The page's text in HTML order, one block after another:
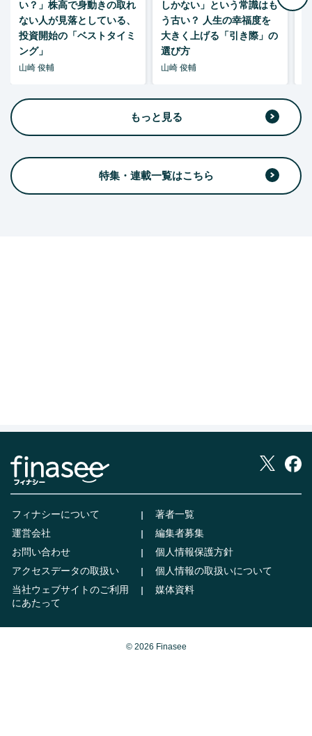
い？」株高で身動きの取れ
ない人が見落としている、
投資開始の「ベストタイミ
ング」
山崎 俊輔
しかない」という常識はも
う古い？ 人生の幸福度を
大きく上げる「引き際」の
選び方
山崎 俊輔
もっと見る
特集・連載一覧はこちら
フィナシーについて
著者一覧
運営会社
編集者募集
お問い合わせ
個人情報保護方針
アクセスデータの取扱い
個人情報の取扱いについて
当社ウェブサイトのご利用
にあたって
媒体資料
© 2026 Finasee